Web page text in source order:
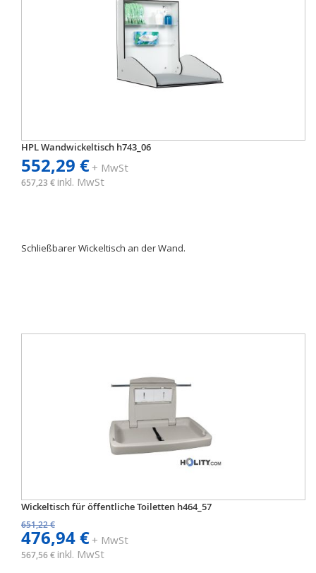
HPL Wandwickeltisch h743_06
552,29 €+ MwSt
657,23 € inkl. MwSt
Schließbarer Wickeltisch an der Wand.
Wickeltisch für öffentliche Toiletten h464_57
651,22 €
476,94 €+ MwSt
567,56 € inkl. MwSt